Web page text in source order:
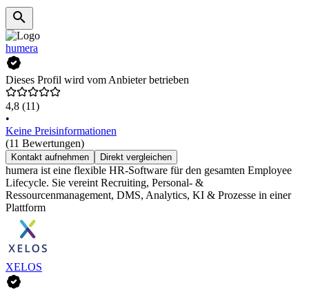
humera
Dieses Profil wird vom Anbieter betrieben
4,8 (11)
•
Keine Preisinformationen
(11 Bewertungen)
Kontakt aufnehmen Direkt vergleichen
humera ist eine flexible HR-Software für den gesamten Employee
Lifecycle. Sie vereint Recruiting, Personal- &
Ressourcenmanagement, DMS, Analytics, KI & Prozesse in einer
Plattform
XELOS